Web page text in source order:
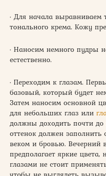
· Для начала
тонального крема. Кожу
· Наносим немного пудры
естественно.
· Переходим к глазам.
базовый, который будет
Затем наносим основной
для небольших глаз или
должны доходить почти
оттенок должен
веком и бровью. Вечерний
предполагает яркие
глазами не стоит